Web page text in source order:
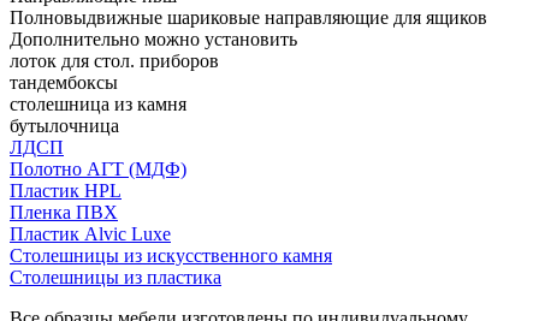
Полновыдвижные шариковые направляющие для ящиков
Дополнительно можно установить
лоток для стол. приборов
тандембоксы
столешница из камня
бутылочница
ЛДСП
Полотно АГТ (МДФ)
Пластик HPL
Пленка ПВХ
Пластик Alvic Luxe
Столешницы из искусственного камня
Столешницы из пластика